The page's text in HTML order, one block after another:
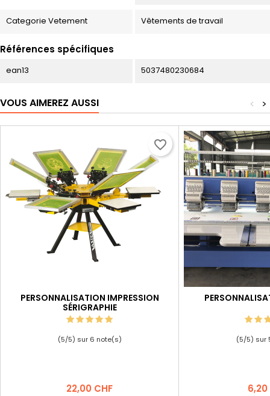
Categorie Vetement Vêtements de travail
Références spécifiques
ean13 5037480230684
VOUS AIMEREZ AUSSI >
<
PERSONNALISATION IMPRESSION
SÉRIGRAPHIE
(5/5) sur 6 note(s)
Prix
22,00 CHF
favorite_border
(5/5) sur
Prix
6,20